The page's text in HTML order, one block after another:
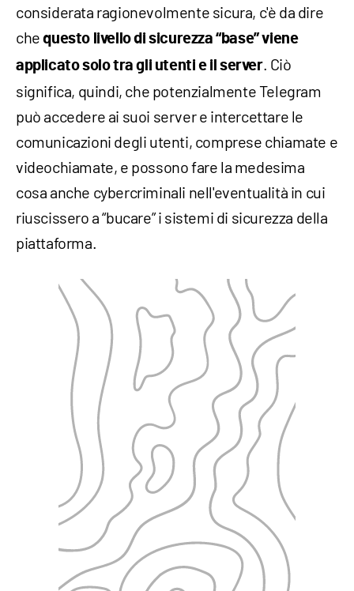
considerata ragionevolmente sicura, c'è da dire
chequesto livello di sicurezza “base” viene
applicato solo tra gli utenti e il server. Ciò
significa, quindi, che potenzialmente Telegram
può accedere ai suoi server e intercettare le
comunicazioni degli utenti, comprese chiamate e
videochiamate, e possono fare la medesima
cosa anche cybercriminali nell'eventualità in cui
riuscissero a “bucare” i sistemi di sicurezza della
piattaforma.